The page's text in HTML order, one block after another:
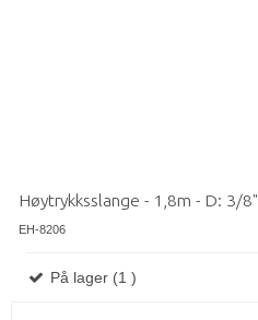
Høytrykksslange - 1,8m - D: 3/8"
EH-8206
På lager (1 )